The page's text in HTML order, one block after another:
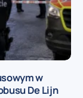
w
De Lijn